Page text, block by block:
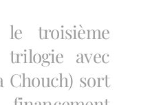
le troisième
avec
Chouch) sort